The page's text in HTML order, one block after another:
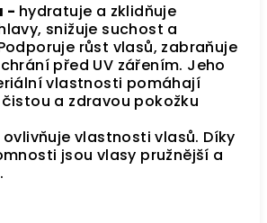
- hydratuje a zklidňuje
snižuje suchost a
růst vlasů, zabraňuje
před UV zářením. Jeho
vlastnosti pomáhají
a zdravou pokožku
ovlivňuje vlastnosti vlasů. Díky
jsou vlasy pružnější a